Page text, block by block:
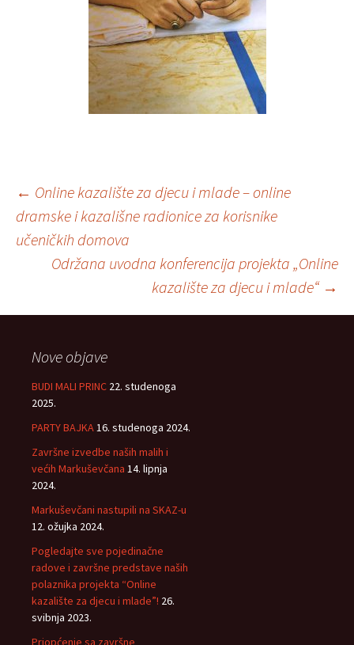
Navigacija
objava
← Online kazalište za djecu i mlade – online
dramske i kazališne radionice za korisnike
učeničkih domova
Održana uvodna konferencija projekta „Online
kazalište za djecu i mlade“ →
Nove objave
BUDI MALI PRINC 22. studenoga
2025.
PARTY BAJKA16. studenoga 2024.
Završne izvedbe naših malih i
većih Markuševčana 14. lipnja
2024.
Markuševčani nastupili na SKAZ-u
12. ožujka 2024.
Pogledajte sve pojedinačne
radove i završne predstave naših
polaznika projekta “Online
kazalište za djecu i mlade”! 26.
svibnja 2023.
Priopćenje sa završne